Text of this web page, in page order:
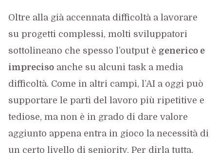
Oltre alla già accennata difficoltà a lavorare
su progetti complessi, molti sviluppatori
sottolineano che spesso l’output è generico e
impreciso anche su alcuni task a media
difficoltà. Come in altri campi, l’AI a oggi può
supportare le parti del lavoro più ripetitive e
tediose, ma non è in grado di dare valore
aggiunto appena entra in gioco la necessità di
un certo livello di seniority. Per dirla tutta,